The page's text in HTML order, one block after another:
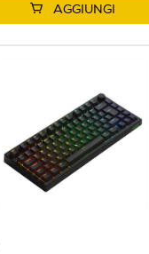
AGGIUNGI